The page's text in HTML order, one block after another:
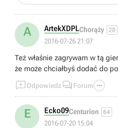
A ArtekXDPLChorąży 20
2016-07-26 21:07
Też właśnie zagrywam w tą
że może chciałbyś dodać do
Odpowiedz  Forum 
E Ecko09Centurion 64
2016-07-20 15:04